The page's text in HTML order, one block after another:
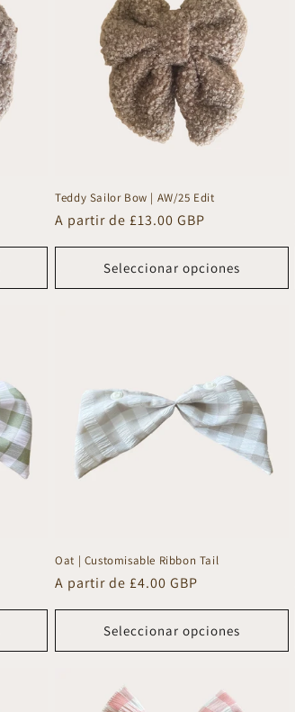
Teddy Sailor Bow | AW/25 Edit
Precio
A partir de £13.00 GBP
Seleccionar opciones
Oat | Customisable Ribbon Tail
Precio
habitual
A partir de £4.00 GBP
Seleccionar opciones